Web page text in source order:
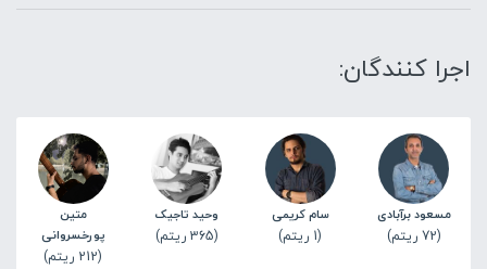
اجرا کنندگان:
مسعود برآبادی
(72 ریتم)
سام کریمی
(1 ریتم)
وحید تاجیک
(365 ریتم)
متین
پورخسروانی
(212 ریتم)